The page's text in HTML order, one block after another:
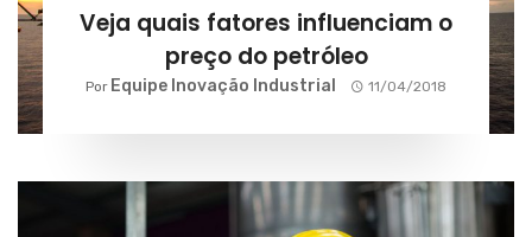
Veja quais fatores influenciam o
preço do petróleo
Por Equipe Inovação Industrial 11/04/2018